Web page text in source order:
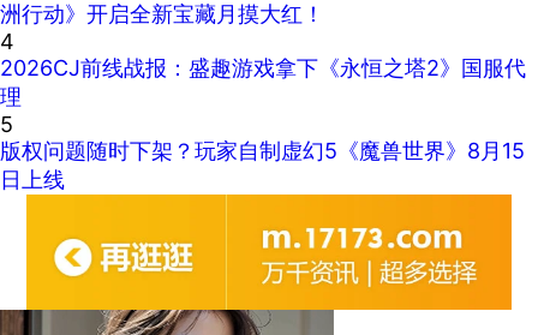
洲行动》开启全新宝藏月摸大红！
4
2026CJ前线战报：盛趣游戏拿下《永恒之塔2》国服代
理
5
版权问题随时下架？玩家自制虚幻5《魔兽世界》8月15
日上线